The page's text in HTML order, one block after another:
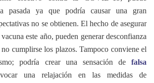
pasada ya que podría causar una gran
no se obtienen. El hecho de asegurar
este año, pueden generar desconfianza
cumplirse los plazos. Tampoco conviene el
podría crear una sensación de falsa
una relajación en las medidas de